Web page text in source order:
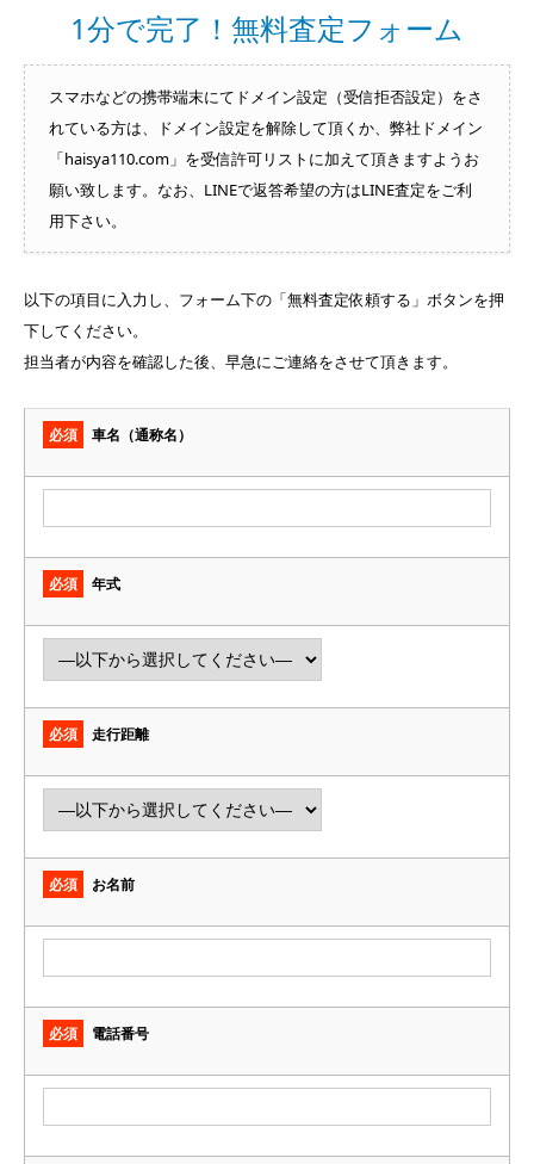
1分で完了！無料査定フォーム
スマホなどの携帯端末にてドメイン設定（受信拒否設定）をさ
れている方は、ドメイン設定を解除して頂くか、弊社ドメイン
「haisya110.com」を受信許可リストに加えて頂きますようお
願い致します。なお、LINEで返答希望の方はLINE査定をご利
用下さい。
以下の項目に入力し、フォーム下の「無料査定依頼する」ボタンを押
下してください。
担当者が内容を確認した後、早急にご連絡をさせて頂きます。
必須 車名（通称名）
必須 年式
必須 走行距離
必須 お名前
必須 電話番号